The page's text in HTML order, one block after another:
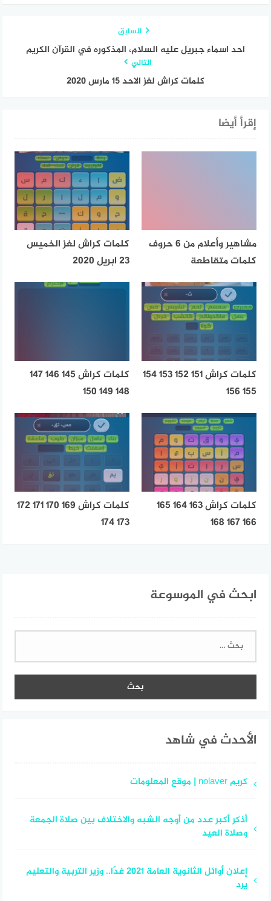
السابق
احد اسماء جبريل عليه السلام، المذكوره في القرآن الكريم
التالي
كلمات كراش لغز الاحد 15 مارس 2020
إقرأ أيضا
مشاهير وأعلام من 6 حروف
كلمات متقاطعة
كلمات كراش لغز الخميس
23 ابريل 2020
كلمات كراش 151 152 153 154
155 156
كلمات كراش 145 146 147
148 149 150
كلمات كراش 163 164 165
166 167 168
كلمات كراش 169 170 171 172
173 174
ابحث في الموسوعة
البحث
الأحدث في شاهد
كريم nolaver | موقع المعلومات
أذكر أكبر عدد من أوجه الشبه والاختلاف بين صلاة الجمعة
وصلاة العيد
إعلان أوائل الثانوية العامة 2021 غدًا.. وزير التربية والتعليم
يرد